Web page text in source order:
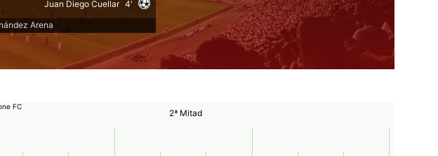
Juan Diego Cuellar 4'
Arena
FC
2ª Mitad